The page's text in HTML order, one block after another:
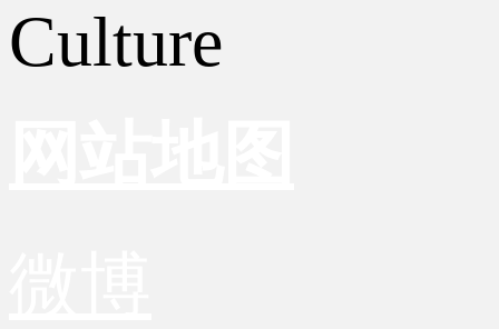
Culture